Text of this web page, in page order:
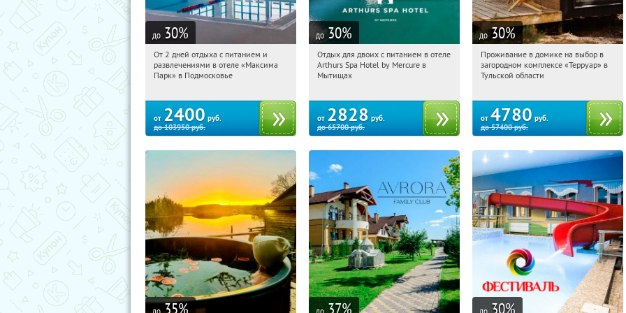
до 30%
11:39:45 Купили:
Московская обл., Дмитровский р-н, д.
От 2 дней отдыха с питанием и
развлечениями в отеле «Максима
Парк» в Подмосковье
от 2400 руб.
до103950руб.
до 30%
11:39:45
Купи первым!
Московская обл., г. Мытищи, д.
Отдых для двоих с питанием в отеле
Arthurs Spa Hotel by Mercure в
Мытищах
от 2828 руб.
до65700руб.
до 30%
11:39:45 Купили:
Тульская обл., Ясногорский р-н, с.
Проживание в домике на выбор в
загородном комплексе «Терруар» в
Тульской области
от 4780 руб.
до57400руб.
35% 37% 30%